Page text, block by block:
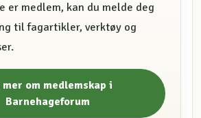
er medlem, kan du melde deg
til fagartikler, verktøy og
mer om medlemskap i
Barnehageforum